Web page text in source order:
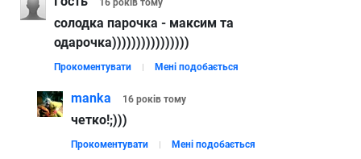
16 років тому
солодка парочка - максим та
одарочка))))))))))))))))
Прокоментувати Мені подобається
manka 16 років тому
четко!;)))
Прокоментувати Мені подобається